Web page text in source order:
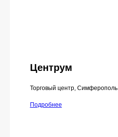
Центрум
Торговый центр, Симферополь
Подробнее